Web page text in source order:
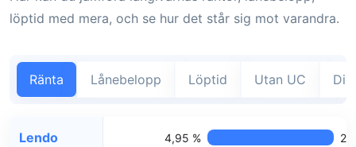
löptid med mera, och se hur det står sig mot varandra.
Ränta Lånebelopp Löptid Utan UC
Lendo 4,95 %